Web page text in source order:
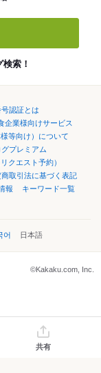
索！
認証とは
企業様向けサービス
等向け）について
プレミアム
クエスト予約）
商取引法に基づく表記
報
キーワード一覧
어 日本語
©Kakaku.com, Inc.
共有